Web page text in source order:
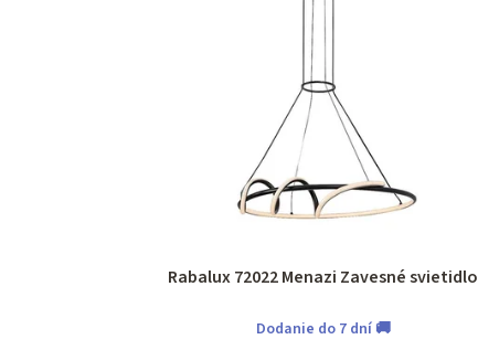
Rabalux 72022 Menazi Zavesné svietidlo
Dodanie do 7 dní 🚚